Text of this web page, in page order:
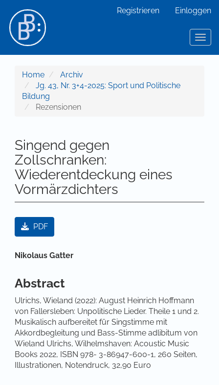
Hauptinhalt
Sidebar
Registrieren Einloggen
Home
Archiv
Jg. 43, Nr. 3+4-2025: Sport und Politische
Bildung
Rezensionen
Singend gegen
Zollschranken:
Wiederentdeckung eines
Vormärzdichters
Artikel-Sidebar
PDF
Hauptsächlicher Artikelinhalt
Nikolaus Gatter
Abstract
Ulrichs, Wieland (2022): August Heinrich Hoffmann
von Fallersleben: Unpolitische Lieder. Theile 1 und 2.
Musikalisch aufbereitet für Singstimme mit
Akkordbegleitung und Bass-Stimme adlibitum von
Wieland Ulrichs, Wilhelmshaven: Acoustic Music
Books 2022, ISBN 978- 3-86947-600-1, 260 Seiten,
Illustrationen, Notendruck, 32,90 Euro